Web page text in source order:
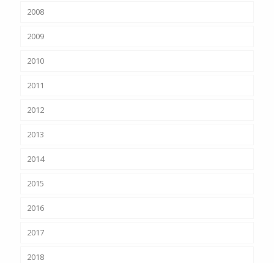
2008
2009
2010
2011
2012
2013
2014
2015
2016
2017
2018